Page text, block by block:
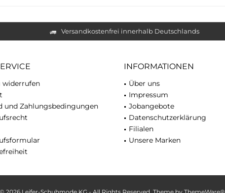
Versandkostenfrei innerhalb Deutschlands
widerrufen
und Zahlungsbedingungen
INFORMATIONEN
Über uns
Impressum
Jobangebote
Datenschutzerklärung
Filialen
Unsere Marken